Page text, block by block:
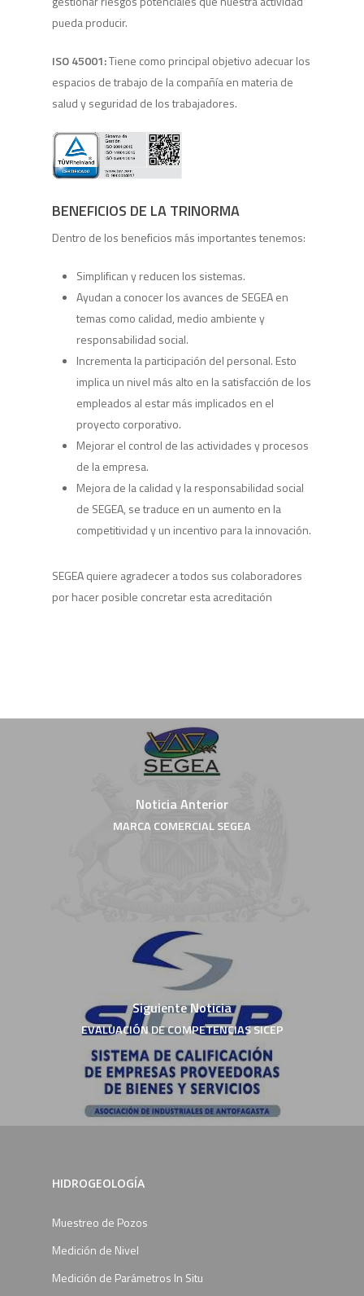
pueda producir.
ISO 45001:Tiene como principal objetivo adecuar los
espacios de trabajo de la compañía en materia de
salud y seguridad de los trabajadores.
BENEFICIOS DE LA TRINORMA
Dentro de los beneficios más importantes tenemos:
Simplifican y reducen los sistemas.
Ayudan a conocer los avances de SEGEA en
temas como calidad, medio ambiente y
responsabilidad social.
Incrementa la participación del personal. Esto
implica un nivel más alto en la satisfacción de los
empleados al estar más implicados en el
proyecto corporativo.
Mejorar el control de las actividades y procesos
de la empresa.
Mejora de la calidad y la responsabilidad social
de SEGEA, se traduce en un aumento en la
competitividad y un incentivo para la innovación.
SEGEA quiere agradecer a todos sus colaboradores
por hacer posible concretar esta acreditación
Noticia Anterior
MARCA COMERCIAL SEGEA
Siguiente Noticia
EVALUACIÓN DE COMPETENCIAS SICEP
HIDROGEOLOGÍA
Muestreo de Pozos
Medición de Nivel
Medición de Parámetros In Situ